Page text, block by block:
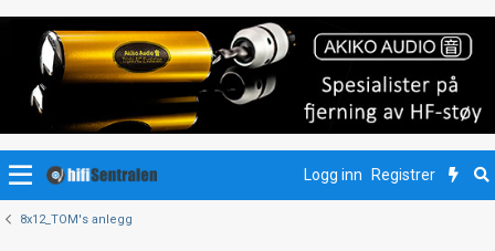
Logg inn Registrer
8x12_TOM's anlegg